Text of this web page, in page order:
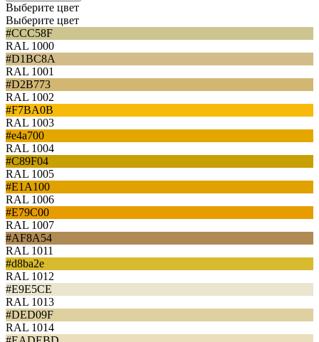
Выберите цвет
Выберите цвет
#CCC58F
RAL 1000
#D1BC8A
RAL 1001
#D2B773
RAL 1002
#F7BA0B
RAL 1003
#e4a700
RAL 1004
#C89F04
RAL 1005
#E1A100
RAL 1006
#E79C00
RAL 1007
#AF8A54
RAL 1011
#d8ba2e
RAL 1012
#E9E5CE
RAL 1013
#DED09F
RAL 1014